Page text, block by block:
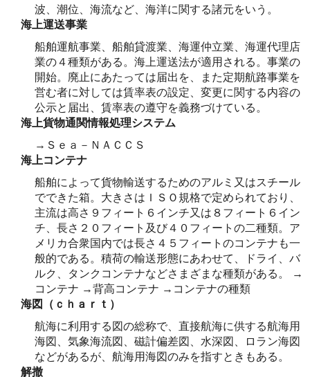
波、潮位、海流など、海洋に関する諸元をいう。
海上運送事業
船舶運航事業、船舶貸渡業、海運仲立業、海運代理店
業の４種類がある。海上運送法が適用される。事業の
開始。廃止にあたっては届出を、また定期航路事業を
営む者に対しては賃率表の設定、変更に関する内容の
公示と届出、賃率表の遵守を義務づけている。
海上貨物通関情報処理システム
→Ｓｅａ－ＮＡＣＣＳ
海上コンテナ
船舶によって貨物輸送するためのアルミ又はスチール
でできた箱。大きさはＩＳＯ規格で定められており、
主流は高さ９フィート６インチ又は８フィート６イン
チ、長さ２０フィート及び４０フィートの二種類。ア
メリカ合衆国内では長さ４５フィートのコンテナも一
般的である。積荷の輸送形態にあわせて、ドライ、バ
ルク、タンクコンテナなどさまざまな種類がある。 →
コンテナ →背高コンテナ →コンテナの種類
海図（ｃｈａｒｔ）
航海に利用する図の総称で、直接航海に供する航海用
海図、気象海流図、磁計偏差図、水深図、ロラン海図
などがあるが、航海用海図のみを指すときもある。
解撤